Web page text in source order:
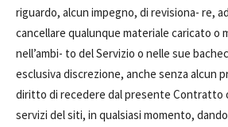
riguardo, alcun impegno, di revisiona- re,
cancellare qualunque materiale caricato o
nell’ambi- to del Servizio o nelle sue
esclusiva discrezione, anche senza alcun
diritto di recedere dal presente Contratto
servizi del siti, in qualsiasi momento,